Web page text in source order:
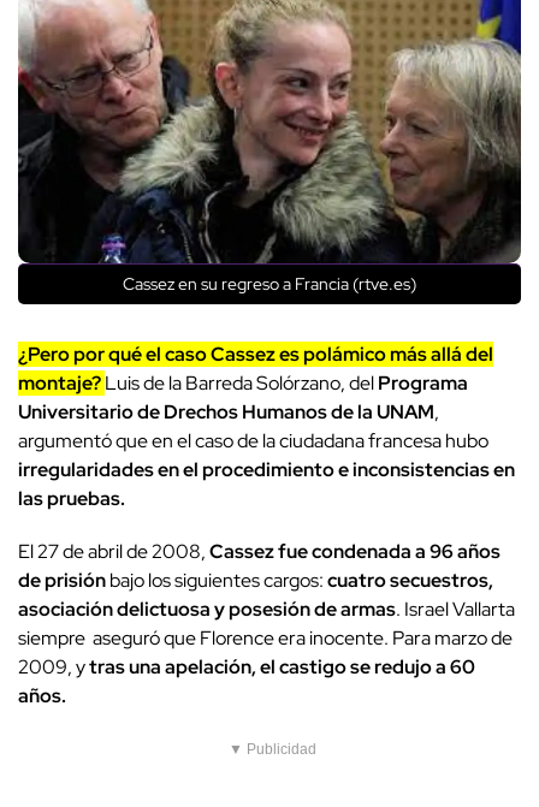
Cassez en su regreso a Francia (rtve.es)
¿Pero por qué el caso Cassez es polámico más allá del
montaje?Luis de la Barreda Solórzano, delPrograma
Universitario de Drechos Humanos de la UNAM,
argumentó que en el caso de la ciudadana francesa hubo
irregularidades en el procedimiento e inconsistencias en
las pruebas.
El 27 de abril de 2008,Cassez fue condenada a 96 años
de prisiónbajo los siguientes cargos:cuatro secuestros,
asociación delictuosa y posesión de armas. Israel Vallarta
siempre aseguró que Florence era inocente. Para marzo de
2009, ytras una apelación, el castigo se redujo a 60
años.
▼ Publicidad